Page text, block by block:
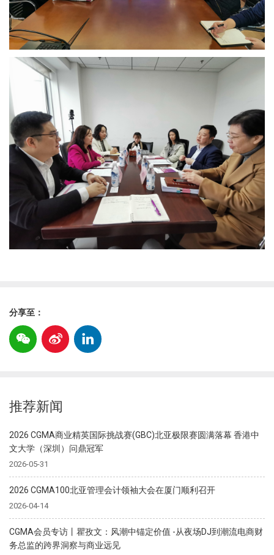
分享至：
推荐新闻
2026 CGMA商业精英国际挑战赛(GBC)北亚极限赛圆满落幕 香港中
文大学（深圳）问鼎冠军
2026-05-31
2026 CGMA100北亚管理会计领袖大会在厦门顺利召开
2026-04-14
CGMA会员专访丨瞿孜文：风潮中锚定价值 -从夜场DJ到潮流电商财
务总监的跨界洞察与商业远见